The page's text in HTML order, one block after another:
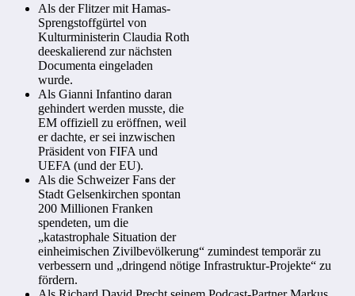
Als der Flitzer mit Hamas-
Sprengstoffgürtel von
Kulturministerin Claudia Roth
deeskalierend zur nächsten
Documenta eingeladen
wurde.
Als Gianni Infantino daran
gehindert werden musste, die
EM offiziell zu eröffnen, weil
er dachte, er sei inzwischen
Präsident von FIFA und
UEFA (und der EU).
Als die Schweizer Fans der
Stadt Gelsenkirchen spontan
200 Millionen Franken
spendeten, um die
„katastrophale Situation der
einheimischen Zivilbevölkerung“ zumindest temporär zu
verbessern und „dringend nötige Infrastruktur-Projekte“ zu
fördern.